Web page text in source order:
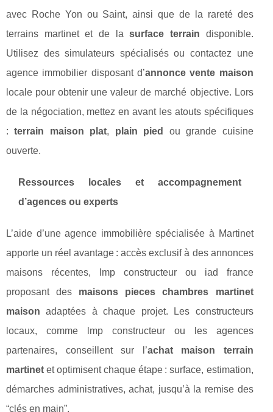
avec Roche Yon ou Saint, ainsi que de la rareté des
terrains martinet et de lasurface terrain disponible.
Utilisez des simulateurs spécialisés ou contactez une
agence immobilier disposant d’annonce vente maison
locale pour obtenir une valeur de marché objective. Lors
de la négociation, mettez en avant les atouts spécifiques
:terrain maison plat, plain pied
ou grande cuisine
ouverte.
Ressources locales et accompagnement
d’agences ou experts
L’aide d’une agence immobilière spécialisée à Martinet
apporte un réel avantage : accès exclusif à des annonces
maisons récentes, lmp constructeur ou iad france
proposant des maisons pieces chambres martinet
maison adaptées à chaque projet. Les constructeurs
locaux, comme lmp constructeur ou les agences
partenaires, conseillent sur l’achat maison terrain
martinet et optimisent chaque étape : surface, estimation,
démarches administratives, achat, jusqu’à la remise des
“clés en main”.